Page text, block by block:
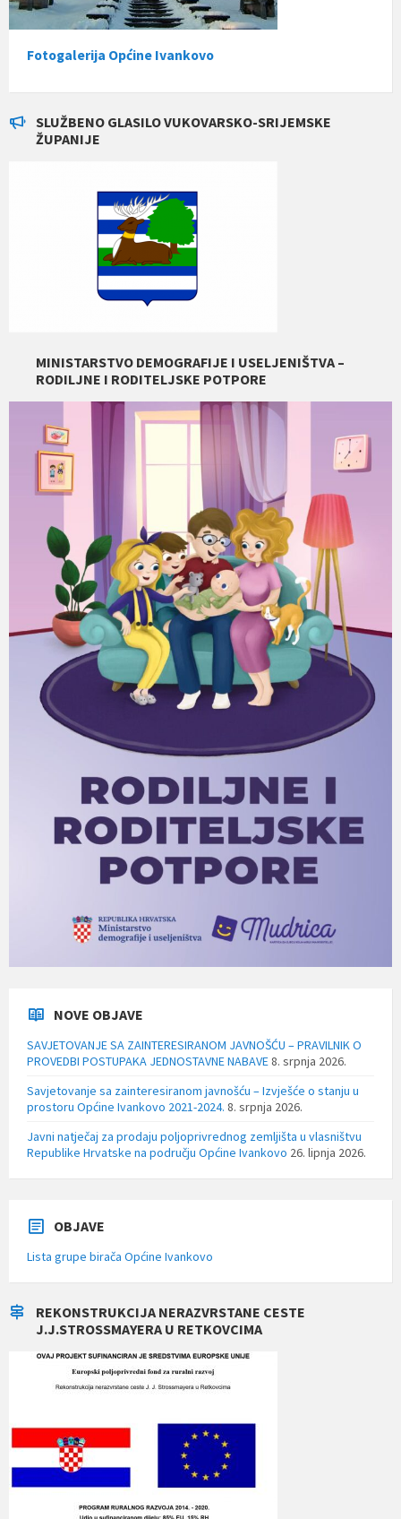
Fotogalerija Općine Ivankovo
SLUŽBENO GLASILO VUKOVARSKO-SRIJEMSKE
ŽUPANIJE
MINISTARSTVO DEMOGRAFIJE I USELJENIŠTVA –
RODILJNE I RODITELJSKE POTPORE
NOVE OBJAVE
SAVJETOVANJE SA ZAINTERESIRANOM JAVNOŠĆU – PRAVILNIK O
PROVEDBI POSTUPAKA JEDNOSTAVNE NABAVE8. srpnja 2026.
Savjetovanje sa zainteresiranom javnošću – Izvješće o stanju u
prostoru Općine Ivankovo 2021-2024. 8. srpnja 2026.
Javni natječaj za prodaju poljoprivrednog zemljišta u vlasništvu
Republike Hrvatske na području Općine Ivankovo 26. lipnja 2026.
OBJAVE
Lista grupe birača Općine Ivankovo
REKONSTRUKCIJA NERAZVRSTANE CESTE
J.J.STROSSMAYERA U RETKOVCIMA